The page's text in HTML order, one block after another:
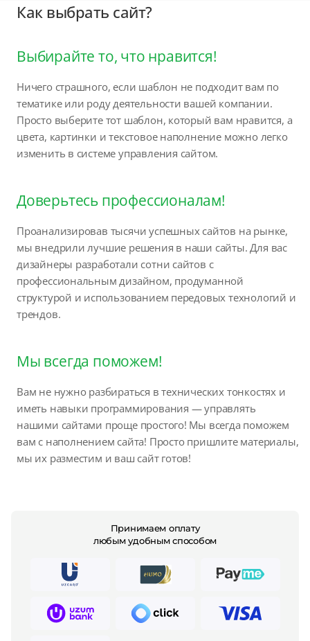
Как выбрать сайт?
Выбирайте то, что нравится!
Ничего страшного, если шаблон не подходит вам по
тематике или роду деятельности вашей компании.
Просто выберите тот шаблон, который вам нравится, а
цвета, картинки и текстовое наполнение можно легко
изменить в системе управления сайтом.
Доверьтесь профессионалам!
Проанализировав тысячи успешных сайтов на рынке,
мы внедрили лучшие решения в наши сайты. Для вас
дизайнеры разработали сотни сайтов с
профессиональным дизайном, продуманной
структурой и использованием передовых технологий и
трендов.
Мы всегда поможем!
Вам не нужно разбираться в технических тонкостях и
иметь навыки программирования — управлять
нашими сайтами проще простого! Мы всегда поможем
вам с наполнением сайта! Просто пришлите материалы,
мы их разместим и ваш сайт готов!
Принимаем оплату
любым удобным способом